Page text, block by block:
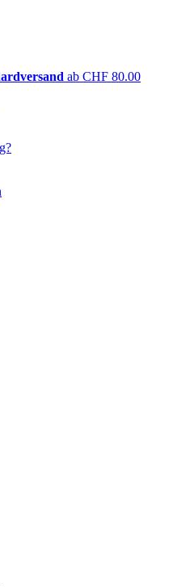
ab CHF 80.00